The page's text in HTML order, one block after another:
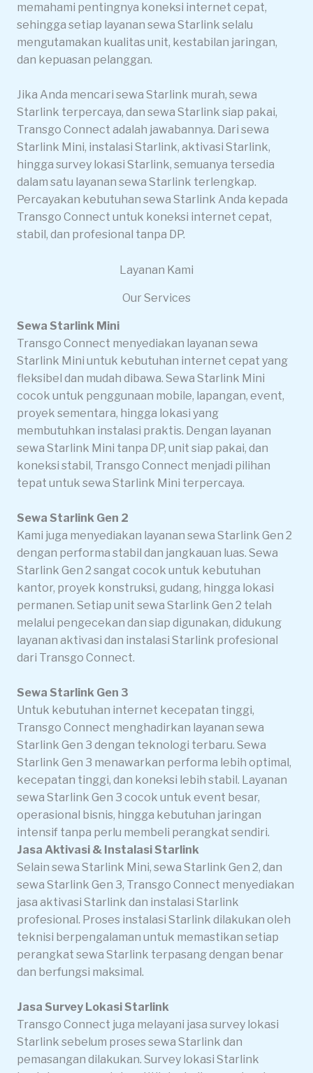
memahami pentingnya koneksi internet cepat,
sehingga setiap layanan sewa Starlink selalu
mengutamakan kualitas unit, kestabilan jaringan,
dan kepuasan pelanggan.
Jika Anda mencari sewa Starlink murah, sewa
Starlink terpercaya, dan sewa Starlink siap pakai,
Transgo Connect adalah jawabannya. Dari sewa
Starlink Mini, instalasi Starlink, aktivasi Starlink,
hingga survey lokasi Starlink, semuanya tersedia
dalam satu layanan sewa Starlink terlengkap.
Percayakan kebutuhan sewa Starlink Anda kepada
Transgo Connect untuk koneksi internet cepat,
stabil, dan profesional tanpa DP.
Layanan Kami
Our Services
Sewa Starlink Mini
Transgo Connect menyediakan layanan sewa
Starlink Mini untuk kebutuhan internet cepat yang
fleksibel dan mudah dibawa. Sewa Starlink Mini
cocok untuk penggunaan mobile, lapangan, event,
proyek sementara, hingga lokasi yang
membutuhkan instalasi praktis. Dengan layanan
sewa Starlink Mini tanpa DP, unit siap pakai, dan
koneksi stabil, Transgo Connect menjadi pilihan
tepat untuk sewa Starlink Mini terpercaya.
Sewa Starlink Gen 2
Kami juga menyediakan layanan sewa Starlink Gen 2
dengan performa stabil dan jangkauan luas. Sewa
Starlink Gen 2 sangat cocok untuk kebutuhan
kantor, proyek konstruksi, gudang, hingga lokasi
permanen. Setiap unit sewa Starlink Gen 2 telah
melalui pengecekan dan siap digunakan, didukung
layanan aktivasi dan instalasi Starlink profesional
dari Transgo Connect.
Sewa Starlink Gen 3
Untuk kebutuhan internet kecepatan tinggi,
Transgo Connect menghadirkan layanan sewa
Starlink Gen 3 dengan teknologi terbaru. Sewa
Starlink Gen 3 menawarkan performa lebih optimal,
kecepatan tinggi, dan koneksi lebih stabil. Layanan
sewa Starlink Gen 3 cocok untuk event besar,
operasional bisnis, hingga kebutuhan jaringan
intensif tanpa perlu membeli perangkat sendiri.
Jasa Aktivasi & Instalasi Starlink
Selain sewa Starlink Mini, sewa Starlink Gen 2, dan
sewa Starlink Gen 3, Transgo Connect menyediakan
jasa aktivasi Starlink dan instalasi Starlink
profesional. Proses instalasi Starlink dilakukan oleh
teknisi berpengalaman untuk memastikan setiap
perangkat sewa Starlink terpasang dengan benar
dan berfungsi maksimal.
Jasa Survey Lokasi Starlink
Transgo Connect juga melayani jasa survey lokasi
Starlink sebelum proses sewa Starlink dan
pemasangan dilakukan. Survey lokasi Starlink